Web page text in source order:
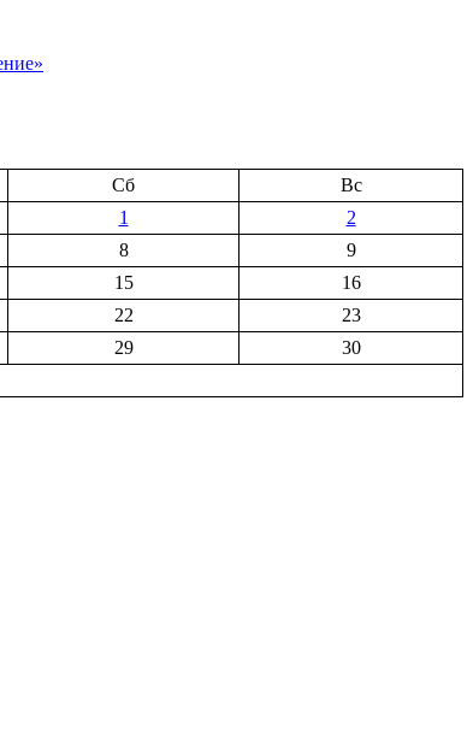
Сб
Вс
1
2
8
9
15
16
22
23
29
30